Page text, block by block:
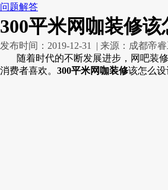
问题解答
300平米网咖装修该
发布时间：2019-12-31 | 来源：成都帝
随着时代的不断发展进步，网吧装修
消费者喜欢。 300平米网咖装修该怎么